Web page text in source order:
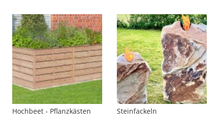
Hochbeet - Pflanzkästen Steinfackeln